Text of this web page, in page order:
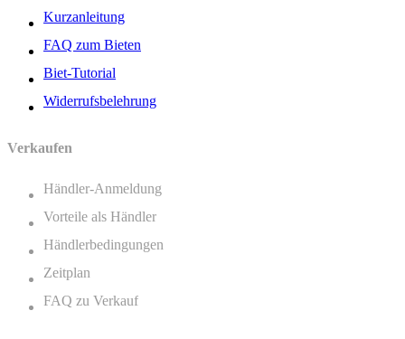
Kurzanleitung
FAQ zum Bieten
Biet-Tutorial
Widerrufsbelehrung
Verkaufen
Händler-Anmeldung
Vorteile als Händler
Händlerbedingungen
Zeitplan
FAQ zu Verkauf